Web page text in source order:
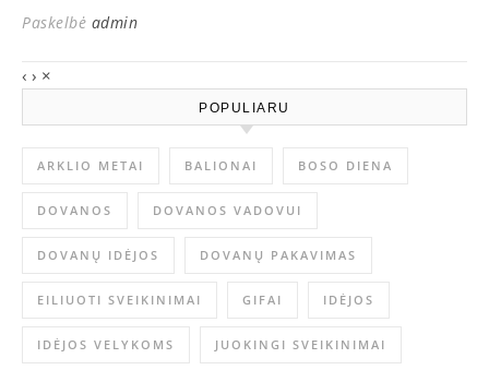
Paskelbė admin
‹ › ×
POPULIARU
ARKLIO METAI BALIONAI BOSO DIENA
DOVANOS DOVANOS VADOVUI
DOVANŲ IDĖJOS DOVANŲ PAKAVIMAS
EILIUOTI SVEIKINIMAI GIFAI IDĖJOS
IDĖJOS VELYKOMS JUOKINGI SVEIKINIMAI